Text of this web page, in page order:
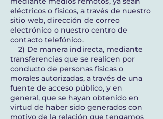
eléctricos o físicos, a través de nuestro
sitio web, dirección de correo
electrónico o nuestro centro de
contacto telefónico.
2) De manera indirecta, mediante
transferencias que se realicen por
conducto de personas físicas o
morales autorizadas, a través de una
fuente de acceso público, y en
general, que se hayan obtenido en
virtud de haber sido generados con
motivo de la relación que tengamos